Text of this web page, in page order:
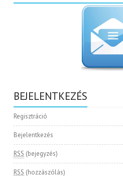
BEJELENTKEZÉS
Regisztráció
Bejelentkezés
RSS (bejegyzés)
RSS (hozzászólás)